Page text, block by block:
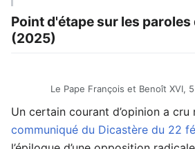
Point d'étape sur les
(2025)
Le Pape François et Benoît XVI,
Un certain courant d’opinion a
communiqué du Dicastère du 22